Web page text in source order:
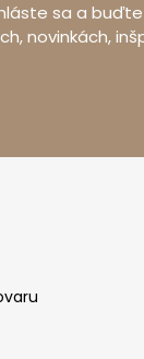
sa a
novinkách,